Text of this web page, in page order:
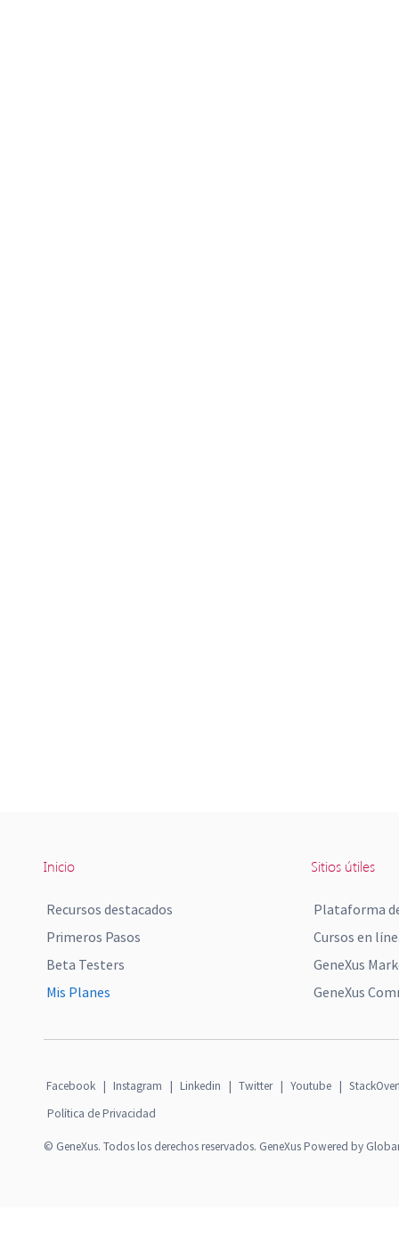
Inicio
Recursos destacados
Primeros Pasos
Beta Testers
Mis Planes
Sitios útiles
Plataforma
Cursos en
GeneXus
GeneXus
Facebook | Instagram | Linkedin | Twitter | Youtube |
Política de Privacidad
© GeneXus. Todos los derechos reservados. GeneXus Powered by